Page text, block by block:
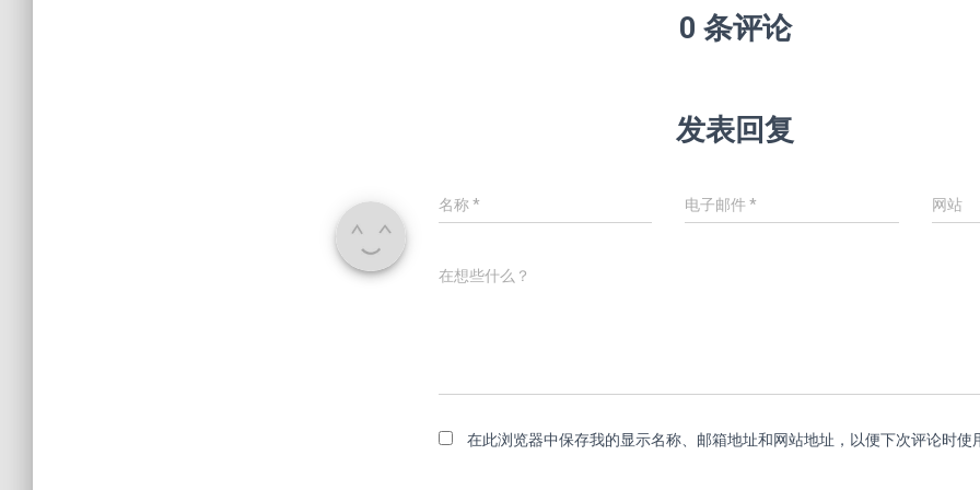
0 条评论
发表回复
名称* 电子邮件* 网站
在想些什么？
在此浏览器中保存我的显示名称、邮箱地址和网站地址，以便下次评论时使